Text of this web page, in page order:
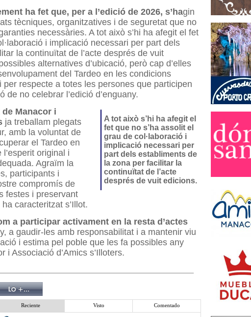
ha fet que, per a l’edició de 2026, s’hagin
tècniques, organitzatives i de seguretat que no
necessàries. A tot això s’hi ha afegit el fet
i implicació necessari per part dels
la continuïtat de l’acte després de vuit
alternatives d’ubicació, però cap d’elles
del Tardeo en les condicions
respecte a totes les persones que participen
de no celebrar l’edició d’enguany.
A tot això s’hi ha afegit el
fet que no s’ha assolit el
grau de col·laboració i
implicació necessari per
part dels establiments de
la zona per facilitar la
continuïtat de l’acte
després de vuit edicions.
Manacor i
ja treballam plegats
amb la voluntat de
el Tardeo en
original i
Agraïm la
participants i
compromís de
festes i preservant
caracteritzat s’Illot.
a participar activament en la resta d’actes
a gaudir-les amb responsabilitat i a mantenir viu
i estima pel poble que les fa possibles any
i Associació d’Amics s’Illoters.
Reciente Visto Comentado